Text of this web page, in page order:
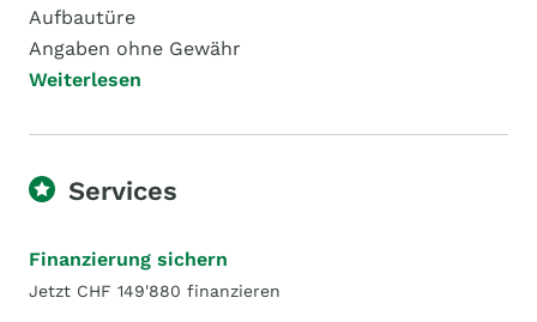
Aufbautüre
Angaben ohne Gewähr
Weiterlesen
Services
Finanzierung sichern
Jetzt CHF 149'880 finanzieren